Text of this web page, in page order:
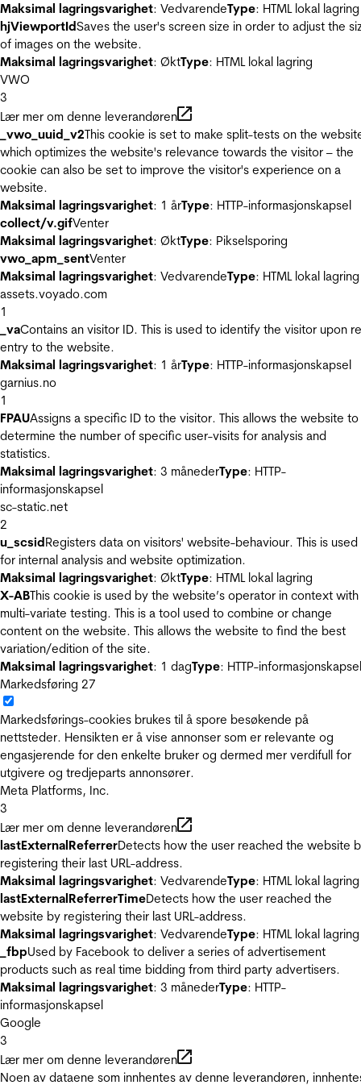
Maksimal lagringsvarighet: VedvarendeType: HTML lokal lagring
hjViewportIdSaves the user's screen size in order to adjust the
of images on the website.
Maksimal lagringsvarighet: ØktType: HTML lokal lagring
VWO
3
Lær mer om denne leverandøren
_vwo_uuid_v2This cookie is set to make split-tests on the
which optimizes the website's relevance towards the visitor – the
cookie can also be set to improve the visitor's experience on a
website.
Maksimal lagringsvarighet: 1 årType: HTTP-informasjonskapsel
collect/v.gifVenter
Maksimal lagringsvarighet: ØktType: Pikselsporing
vwo_apm_sentVenter
Maksimal lagringsvarighet: VedvarendeType: HTML lokal lagring
assets.voyado.com
1
_vaContains an visitor ID. This is used to identify the visitor upon
entry to the website.
Maksimal lagringsvarighet: 1 årType: HTTP-informasjonskapsel
garnius.no
1
FPAUAssigns a specific ID to the visitor. This allows the website to
determine the number of specific user-visits for analysis and
statistics.
Maksimal lagringsvarighet: 3 månederType: HTTP-
informasjonskapsel
sc-static.net
2
u_scsidRegisters data on visitors' website-behaviour. This is used
for internal analysis and website optimization.
Maksimal lagringsvarighet: ØktType: HTML lokal lagring
X-ABThis cookie is used by the website’s operator in context with
multi-variate testing. This is a tool used to combine or change
content on the website. This allows the website to find the best
variation/edition of the site.
Maksimal lagringsvarighet: 1 dagType: HTTP-informasjonskapsel
Markedsføring 27
Markedsførings-cookies brukes til å spore besøkende på
nettsteder. Hensikten er å vise annonser som er relevante og
engasjerende for den enkelte bruker og dermed mer verdifull for
utgivere og tredjeparts annonsører.
Meta Platforms, Inc.
3
Lær mer om denne leverandøren
lastExternalReferrerDetects how the user reached the website
registering their last URL-address.
Maksimal lagringsvarighet: VedvarendeType: HTML lokal lagring
lastExternalReferrerTimeDetects how the user reached the
website by registering their last URL-address.
Maksimal lagringsvarighet: VedvarendeType: HTML lokal lagring
_fbpUsed by Facebook to deliver a series of advertisement
products such as real time bidding from third party advertisers.
Maksimal lagringsvarighet: 3 månederType: HTTP-
informasjonskapsel
Google
3
Lær mer om denne leverandøren
Noen av dataene som innhentes av denne leverandøren,